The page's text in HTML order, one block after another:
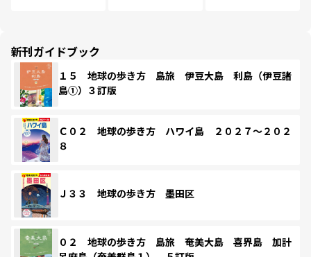
新刊ガイドブック
１５ 地球の歩き方 島旅 伊豆大島 利島（伊豆諸
島①）３訂版
Ｃ０２ 地球の歩き方 ハワイ島 ２０２７～２０２
８
Ｊ３３ 地球の歩き方 墨田区
０２ 地球の歩き方 島旅 奄美大島 喜界島 加計